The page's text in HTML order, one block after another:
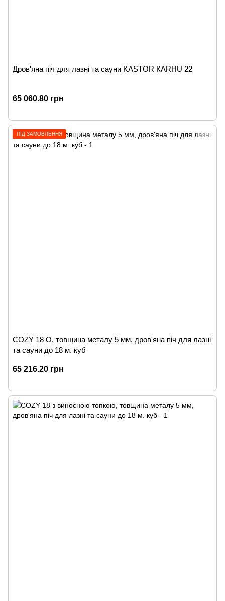
Дров'яна піч для лазні та сауни KASTOR КARHU 22
65 060.80 грн
ПІД ЗАМОВЛЕННЯ
COZY 18 O, товщина металу 5 мм, дров'яна піч для лазні
та сауни до 18 м. куб
65 216.20 грн